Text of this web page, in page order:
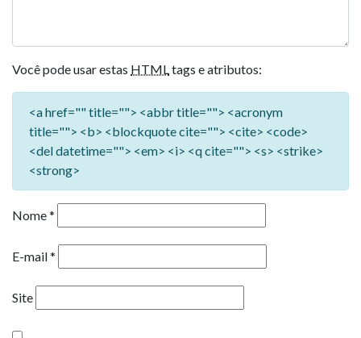
Você pode usar estas HTMLtags e atributos:
<a href="" title=""> <abbr title=""> <acronym
title=""> <b> <blockquote cite=""> <cite> <code>
<del datetime=""> <em> <i> <q cite=""> <s> <strike>
<strong>
Nome*
E-mail*
Site